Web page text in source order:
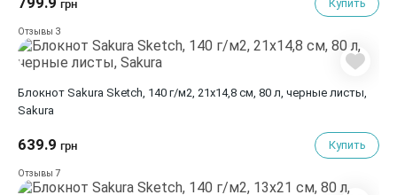
грн Купить
Отзывы 3
Блокнот Sakura Sketch, 140 г/м2, 21х14,8 см, 80 л, черные листы,
Sakura
639.9 грн Купить
Отзывы 7